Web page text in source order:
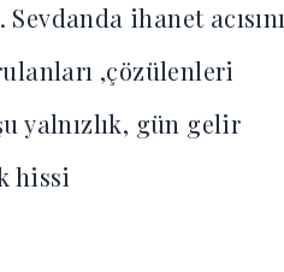
ihanet acısını
,çözülenleri
yalnızlık, gün gelir
hissi